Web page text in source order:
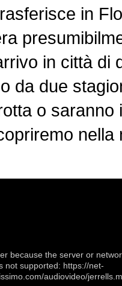
in
in città di
da due
o saranno
nella
because the server or
not supported: https://net-
audiovideo/